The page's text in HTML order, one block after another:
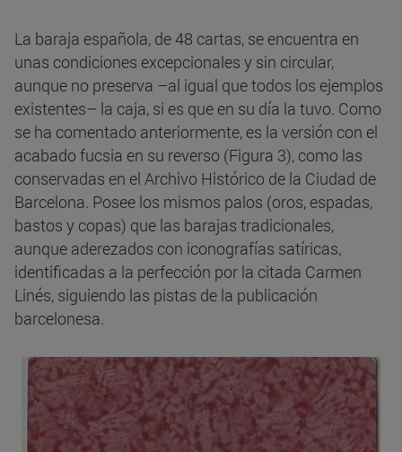
La baraja española, de 48 cartas, se encuentra en
unas condiciones excepcionales y sin circular,
aunque no preserva –al igual que todos los ejemplos
existentes– la caja, si es que en su día la tuvo. Como
se ha comentado anteriormente, es la versión con el
acabado fucsia en su reverso (Figura 3), como las
conservadas en el Archivo Histórico de la Ciudad de
Barcelona. Posee los mismos palos (oros, espadas,
bastos y copas) que las barajas tradicionales,
aunque aderezados con iconografías satíricas,
identificadas a la perfección por la citada Carmen
Linés, siguiendo las pistas de la publicación
barcelonesa.